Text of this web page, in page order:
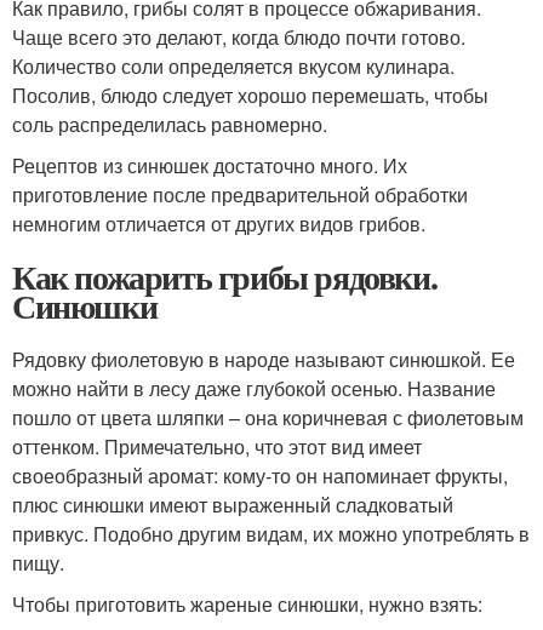
Как правило, грибы солят в процессе обжаривания.
Чаще всего это делают, когда блюдо почти готово.
Количество соли определяется вкусом кулинара.
Посолив, блюдо следует хорошо перемешать, чтобы
соль распределилась равномерно.
Рецептов из синюшек достаточно много. Их
приготовление после предварительной обработки
немногим отличается от других видов грибов.
Как пожарить грибы рядовки.
Синюшки
Рядовку фиолетовую в народе называют синюшкой. Ее
можно найти в лесу даже глубокой осенью. Название
пошло от цвета шляпки – она коричневая с фиолетовым
оттенком. Примечательно, что этот вид имеет
своеобразный аромат: кому-то он напоминает фрукты,
плюс синюшки имеют выраженный сладковатый
привкус. Подобно другим видам, их можно употреблять в
пищу.
Чтобы приготовить жареные синюшки, нужно взять: